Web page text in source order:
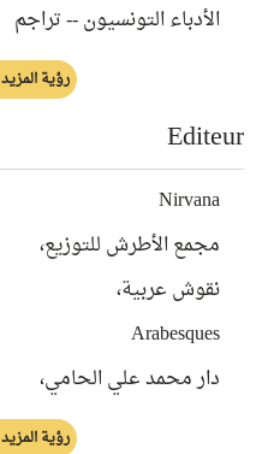
الأدباء التونسيون -- تراجم
رؤية المزيد
Editeur
Nirvana
مجمع الأطرش للتوزيع،
نقوش عربية،
Arabesques
دار محمد علي الحامي،
رؤية المزيد